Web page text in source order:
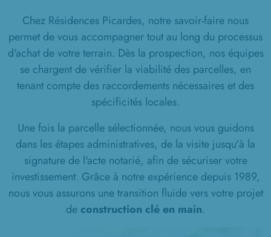
Chez Résidences Picardes, notre savoir-faire nous
permet de vous accompagner tout au long du processus
d'achat de votre terrain. Dès la prospection, nos équipes
se chargent de vérifier la viabilité des parcelles, en
tenant compte des raccordements nécessaires et des
spécificités locales.
Une fois la parcelle sélectionnée, nous vous guidons
dans les étapes administratives, de la visite jusqu'à la
signature de l'acte notarié, afin de sécuriser votre
investissement. Grâce à notre expérience depuis 1989,
nous vous assurons une transition fluide vers votre projet
de construction clé en main.